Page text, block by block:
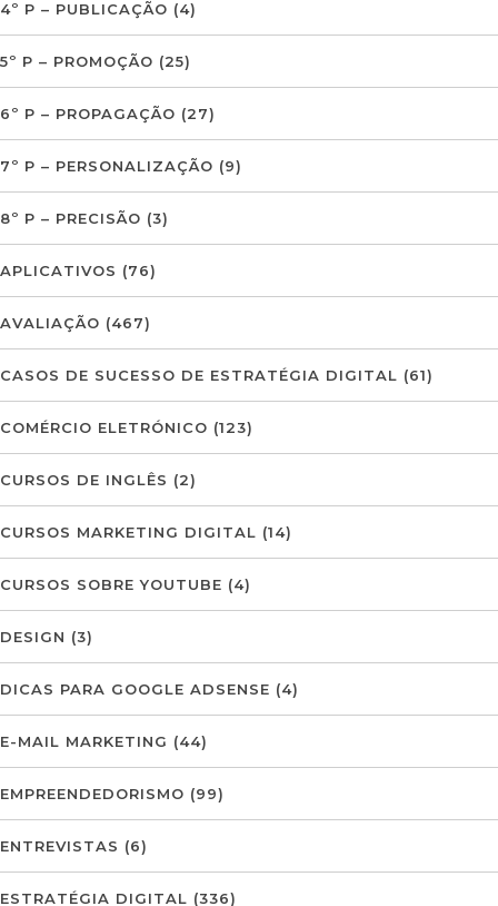
4º P – PUBLICAÇÃO (4)
5º P – PROMOÇÃO (25)
6º P – PROPAGAÇÃO (27)
7º P – PERSONALIZAÇÃO (9)
8º P – PRECISÃO (3)
APLICATIVOS (76)
AVALIAÇÃO (467)
CASOS DE SUCESSO DE ESTRATÉGIA DIGITAL (61)
COMÉRCIO ELETRÓNICO (123)
CURSOS DE INGLÊS (2)
CURSOS MARKETING DIGITAL (14)
CURSOS SOBRE YOUTUBE (4)
DESIGN (3)
DICAS PARA GOOGLE ADSENSE (4)
E-MAIL MARKETING (44)
EMPREENDEDORISMO (99)
ENTREVISTAS (6)
ESTRATÉGIA DIGITAL (336)